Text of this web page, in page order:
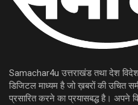
Samachar4u उत्तराखंड तथा देश
डिजिटल माध्यम है जो ख़बरों की उचित
प्रसारित करने का प्रयासबद्ध है। अपने